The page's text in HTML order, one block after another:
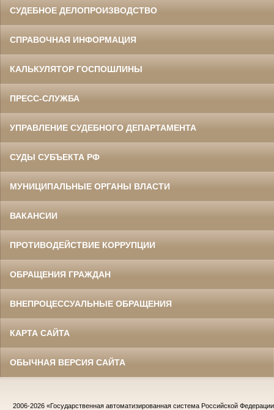
СУДЕБНОЕ ДЕЛОПРОИЗВОДСТВО
СПРАВОЧНАЯ ИНФОРМАЦИЯ
КАЛЬКУЛЯТОР ГОСПОШЛИНЫ
ПРЕСС-СЛУЖБА
УПРАВЛЕНИЕ СУДЕБНОГО ДЕПАРТАМЕНТА
СУДЫ СУБЪЕКТА РФ
МУНИЦИПАЛЬНЫЕ ОРГАНЫ ВЛАСТИ
ВАКАНСИИ
ПРОТИВОДЕЙСТВИЕ КОРРУПЦИИ
ОБРАЩЕНИЯ ГРАЖДАН
ВНЕПРОЦЕССУАЛЬНЫЕ ОБРАЩЕНИЯ
КАРТА САЙТА
ОБЫЧНАЯ ВЕРСИЯ САЙТА
2006-2026 «Государственная автоматизированная система Российской